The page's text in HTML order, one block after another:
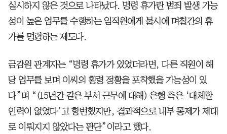
실시하지 않은 것으로 나타났다. 명령 휴가란 범죄 발생 가능
성이 높은 업무를 수행하는 임직원에게 불시에 며칠간의 휴
가를 명령하는 제도다.
금감원 관계자는 “명령 휴가가 있었더라면, 다른 직원이 해
당 업무를 보며 이씨의 횡령 정황을 포착했을 가능성이 있
다”며 “(15년간 같은 부서 근무에 대해) 은행 측은 ‘대체할
인력이 없었다’고 항변했지만, 결과적으로 내부 통제가 제대
로 이뤄지지 않았다는 판단”이라고 했다.